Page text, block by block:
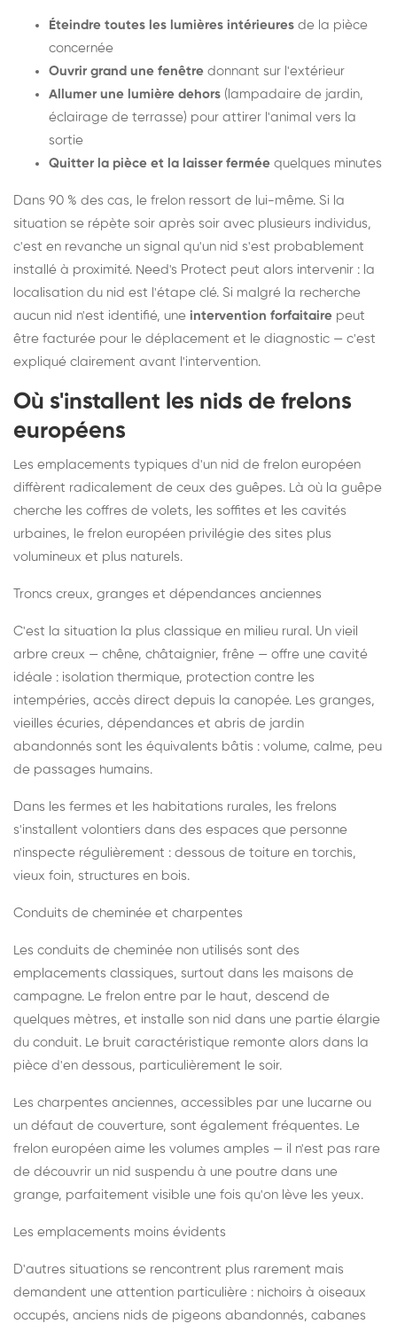
Éteindre toutes les lumières intérieures de la pièce
concernée
Ouvrir grand une fenêtre donnant sur l'extérieur
Allumer une lumière dehors (lampadaire de jardin,
éclairage de terrasse) pour attirer l'animal vers la
sortie
Quitter la pièce et la laisser fermée quelques minutes
Dans 90 % des cas, le frelon ressort de lui-même. Si la
situation se répète soir après soir avec plusieurs individus,
c'est en revanche un signal qu'un nid s'est probablement
installé à proximité. Need's Protect peut alors intervenir : la
localisation du nid est l'étape clé. Si malgré la recherche
aucun nid n'est identifié, une intervention forfaitaire peut
être facturée pour le déplacement et le diagnostic — c'est
expliqué clairement avant l'intervention.
Où s'installent les nids de frelons
européens
Les emplacements typiques d'un nid de frelon européen
diffèrent radicalement de ceux des guêpes. Là où la guêpe
cherche les coffres de volets, les soffites et les cavités
urbaines, le frelon européen privilégie des sites plus
volumineux et plus naturels.
Troncs creux, granges et dépendances anciennes
C'est la situation la plus classique en milieu rural. Un vieil
arbre creux — chêne, châtaignier, frêne — offre une cavité
idéale : isolation thermique, protection contre les
intempéries, accès direct depuis la canopée. Les granges,
vieilles écuries, dépendances et abris de jardin
abandonnés sont les équivalents bâtis : volume, calme, peu
de passages humains.
Dans les fermes et les habitations rurales, les frelons
s'installent volontiers dans des espaces que personne
n'inspecte régulièrement : dessous de toiture en torchis,
vieux foin, structures en bois.
Conduits de cheminée et charpentes
Les conduits de cheminée non utilisés sont des
emplacements classiques, surtout dans les maisons de
campagne. Le frelon entre par le haut, descend de
quelques mètres, et installe son nid dans une partie élargie
du conduit. Le bruit caractéristique remonte alors dans la
pièce d'en dessous, particulièrement le soir.
Les charpentes anciennes, accessibles par une lucarne ou
un défaut de couverture, sont également fréquentes. Le
frelon européen aime les volumes amples — il n'est pas rare
de découvrir un nid suspendu à une poutre dans une
grange, parfaitement visible une fois qu'on lève les yeux.
Les emplacements moins évidents
D'autres situations se rencontrent plus rarement mais
demandent une attention particulière : nichoirs à oiseaux
occupés, anciens nids de pigeons abandonnés, cabanes